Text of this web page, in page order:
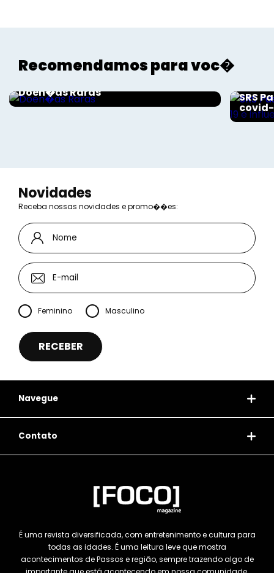
Recomendamos para voc�
Saúde
Doen�as Raras SRS
covid-
Novidades
Receba nossas novidades e promo��es:
Feminino Masculino
Navegue
Contato
É uma revista diversificada, com entretenimento e cultura para
todas as idades. É uma leitura leve que mostra
acontecimentos de Passos e região, sempre trazendo algo de